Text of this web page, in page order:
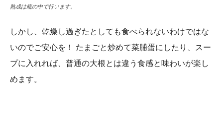
熟成は瓶の中で行います。
しかし、乾燥し過ぎたとしても食べられないわけではな
いのでご安心を！ たまごと炒めて菜脯蛋にしたり、スー
プに入れれば、普通の大根とは違う食感と味わいが楽し
めます。